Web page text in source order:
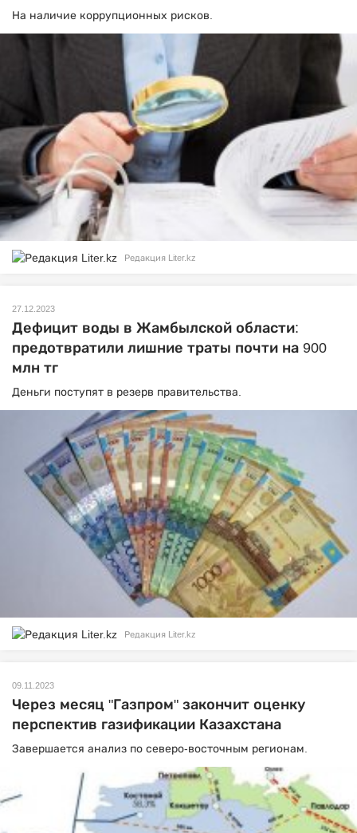
На наличие коррупционных рисков.
Редакция Liter.kz
27.12.2023
Дефицит воды в Жамбылской области:
предотвратили лишние траты почти на 900
млн тг
Деньги поступят в резерв правительства.
Редакция Liter.kz
09.11.2023
Через месяц "Газпром" закончит оценку
перспектив газификации Казахстана
Завершается анализ по северо-восточным регионам.